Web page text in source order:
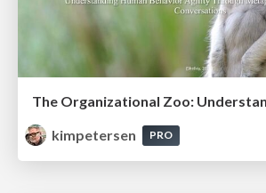
kimpetersen
PRO